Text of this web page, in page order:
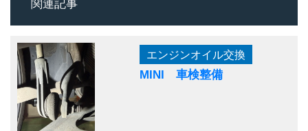
関連記事
エンジンオイル交換
MINI 車検整備